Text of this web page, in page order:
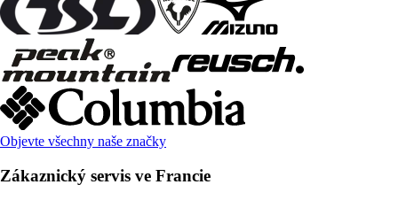
Objevte všechny naše značky
Zákaznický servis ve Francie